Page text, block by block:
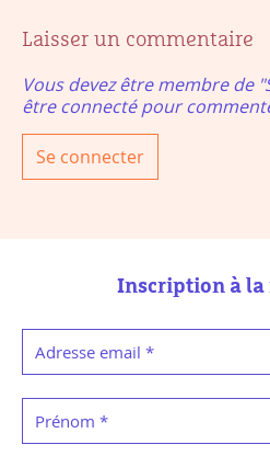
Laisser un commentaire
Vous devez être membre de
être connecté pour
Se connecter
Inscription à la
Adresse email *
Prénom *